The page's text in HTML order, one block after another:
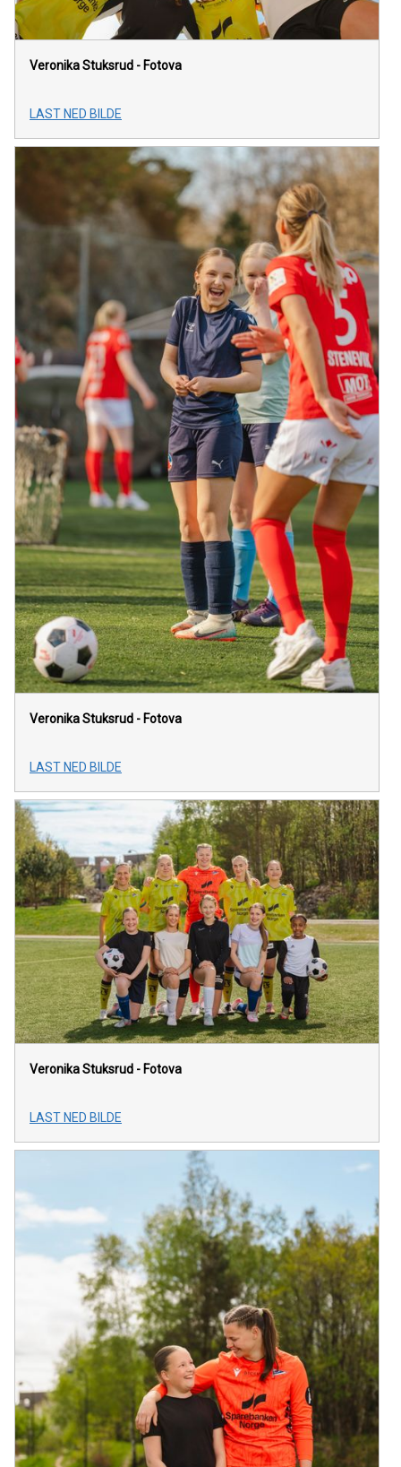
Veronika Stuksrud - Fotova
LAST NED BILDE
Veronika Stuksrud - Fotova
LAST NED BILDE
Veronika Stuksrud - Fotova
LAST NED BILDE